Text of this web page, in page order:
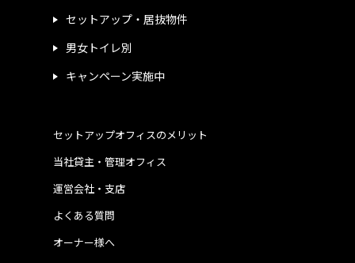
セットアップ・居抜物件
男女トイレ別
キャンペーン実施中
運営会社・支店
よくある質問
当社貸主・管理オフィス
オーナー様へ
セットアップオフィスのメリット